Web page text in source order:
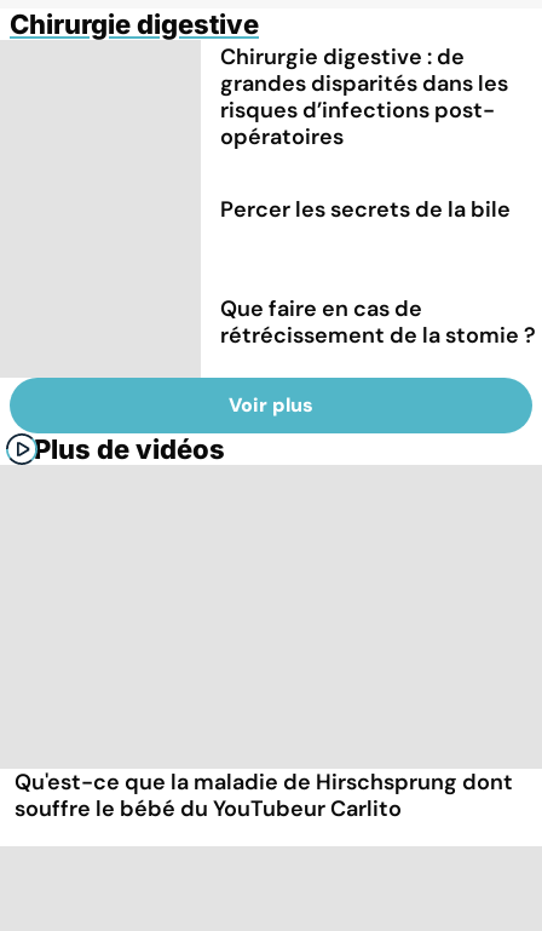
Chirurgie digestive
Chirurgie digestive : de
grandes disparités dans les
risques d’infections post-
opératoires
Percer les secrets de la bile
Que faire en cas de
rétrécissement de la stomie ?
Voir plus
Plus de vidéos
Qu'est-ce que la maladie de Hirschsprung dont
souffre le bébé du YouTubeur Carlito